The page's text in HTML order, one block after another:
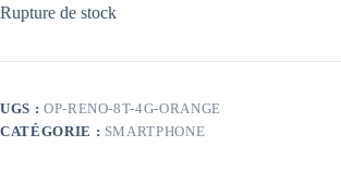
Rupture de stock
UGS : OP-RENO-8T-4G-ORANGE
CATÉGORIE : SMARTPHONE